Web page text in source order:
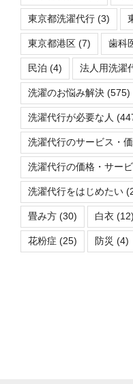
東京都洗濯代行 (3)
東京都港区 (7) 歯科
民泊 (4) 法人用洗濯
洗濯のお悩み解決 (575)
洗濯代行が必要な人
洗濯代行のサービス・
洗濯代行の価格・サー
洗濯代行をはじめたい
畳み方 (30) 白衣 (12)
花粉症 (25) 防災 (4)